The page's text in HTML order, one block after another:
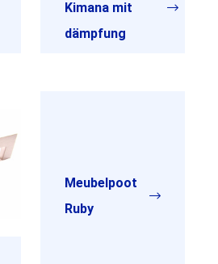
Kimana mit
dämpfung
Meubelpoot
Ruby